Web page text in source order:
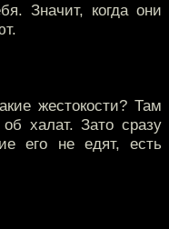
Значит, когда они
жестокости? Там
халат. Зато сразу
его не едят, есть